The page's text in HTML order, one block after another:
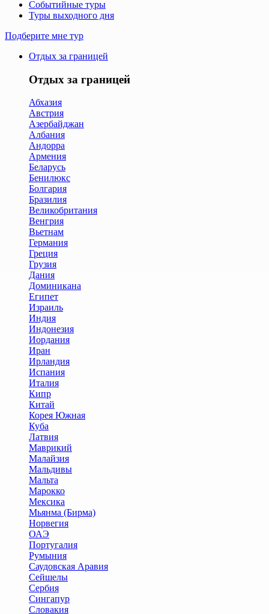
Событийные туры
Туры выходного дня
Подберите мне тур
Отдых за границей
Отдых за границей
Абхазия
Австрия
Азербайджан
Албания
Андорра
Армения
Беларусь
Бенилюкс
Болгария
Бразилия
Великобритания
Венгрия
Вьетнам
Германия
Греция
Грузия
Дания
Доминикана
Египет
Израиль
Индия
Индонезия
Иордания
Иран
Ирландия
Испания
Италия
Кипр
Китай
Корея Южная
Куба
Латвия
Маврикий
Малайзия
Мальдивы
Мальта
Марокко
Мексика
Мьянма (Бирма)
Норвегия
ОАЭ
Португалия
Румыния
Саудовская Аравия
Сейшелы
Сербия
Сингапур
Словакия